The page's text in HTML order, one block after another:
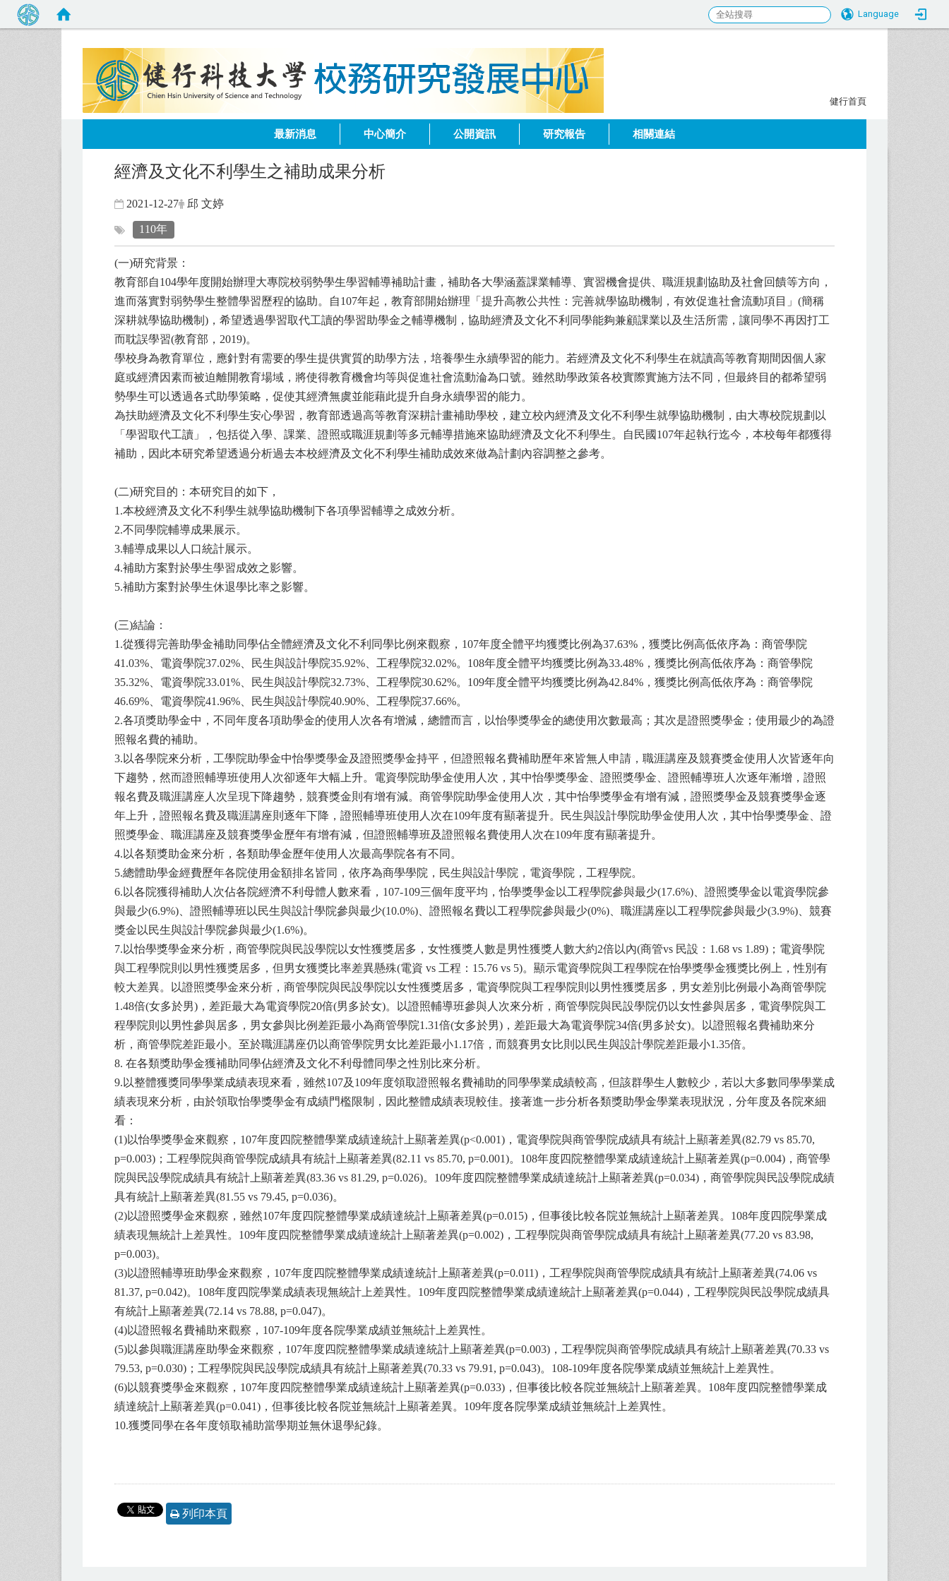
Language
健行首頁
最新消息 中心簡介 公開資訊 研究報告 相關連結
經濟及文化不利學生之補助成果分析
2021-12-27 邱 文婷
110年
(一)研究背景：
教育部自104學年度開始辦理大專院校弱勢學生學習輔導補助計畫，補助各大學涵蓋課業輔導、實習機會提供、職涯規劃協助及社會回饋等方向，
進而落實對弱勢學生整體學習歷程的協助。自107年起，教育部開始辦理「提升高教公共性：完善就學協助機制，有效促進社會流動項目」(簡稱
深耕就學協助機制)，希望透過學習取代工讀的學習助學金之輔導機制，協助經濟及文化不利同學能夠兼顧課業以及生活所需，讓同學不再因打工
而耽誤學習(教育部，2019)。
學校身為教育單位，應針對有需要的學生提供實質的助學方法，培養學生永續學習的能力。若經濟及文化不利學生在就讀高等教育期間因個人家
庭或經濟因素而被迫離開教育場域，將使得教育機會均等與促進社會流動淪為口號。雖然助學政策各校實際實施方法不同，但最終目的都希望弱
勢學生可以透過各式助學策略，促使其經濟無虞並能藉此提升自身永續學習的能力。
為扶助經濟及文化不利學生安心學習，教育部透過高等教育深耕計畫補助學校，建立校內經濟及文化不利學生就學協助機制，由大專校院規劃以
「學習取代工讀」，包括從入學、課業、證照或職涯規劃等多元輔導措施來協助經濟及文化不利學生。自民國107年起執行迄今，本校每年都獲得
補助，因此本研究希望透過分析過去本校經濟及文化不利學生補助成效來做為計劃內容調整之參考。
(二)研究目的：本研究目的如下，
1.本校經濟及文化不利學生就學協助機制下各項學習輔導之成效分析。
2.不同學院輔導成果展示。
3.輔導成果以人口統計展示。
4.補助方案對於學生學習成效之影響。
5.補助方案對於學生休退學比率之影響。
(三)結論：
1.從獲得完善助學金補助同學佔全體經濟及文化不利同學比例來觀察，107年度全體平均獲獎比例為37.63%，獲獎比例高低依序為：商管學院
41.03%、電資學院37.02%、民生與設計學院35.92%、工程學院32.02%。108年度全體平均獲獎比例為33.48%，獲獎比例高低依序為：商管學院
35.32%、電資學院33.01%、民生與設計學院32.73%、工程學院30.62%。109年度全體平均獲獎比例為42.84%，獲獎比例高低依序為：商管學院
46.69%、電資學院41.96%、民生與設計學院40.90%、工程學院37.66%。
2.各項獎助學金中，不同年度各項助學金的使用人次各有增減，總體而言，以怡學獎學金的總使用次數最高；其次是證照獎學金；使用最少的為證
照報名費的補助。
3.以各學院來分析，工學院助學金中怡學獎學金及證照獎學金持平，但證照報名費補助歷年來皆無人申請，職涯講座及競賽獎金使用人次皆逐年向
下趨勢，然而證照輔導班使用人次卻逐年大幅上升。電資學院助學金使用人次，其中怡學獎學金、證照獎學金、證照輔導班人次逐年漸增，證照
報名費及職涯講座人次呈現下降趨勢，競賽獎金則有增有減。商管學院助學金使用人次，其中怡學獎學金有增有減，證照獎學金及競賽獎學金逐
年上升，證照報名費及職涯講座則逐年下降，證照輔導班使用人次在109年度有顯著提升。民生與設計學院助學金使用人次，其中怡學獎學金、證
照獎學金、職涯講座及競賽獎學金歷年有增有減，但證照輔導班及證照報名費使用人次在109年度有顯著提升。
4.以各類獎助金來分析，各類助學金歷年使用人次最高學院各有不同。
5.總體助學金經費歷年各院使用金額排名皆同，依序為商學學院，民生與設計學院，電資學院，工程學院。
6.以各院獲得補助人次佔各院經濟不利母體人數來看，107-109三個年度平均，怡學獎學金以工程學院參與最少(17.6%)、證照獎學金以電資學院參
與最少(6.9%)、證照輔導班以民生與設計學院參與最少(10.0%)、證照報名費以工程學院參與最少(0%)、職涯講座以工程學院參與最少(3.9%)、競賽
獎金以民生與設計學院參與最少(1.6%)。
7.以怡學獎學金來分析，商管學院與民設學院以女性獲獎居多，女性獲獎人數是男性獲獎人數大約2倍以內(商管vs 民設：1.68 vs 1.89)；電資學院
與工程學院則以男性獲獎居多，但男女獲獎比率差異懸殊(電資 vs 工程：15.76 vs 5)。顯示電資學院與工程學院在怡學獎學金獲獎比例上，性別有
較大差異。以證照獎學金來分析，商管學院與民設學院以女性獲獎居多，電資學院與工程學院則以男性獲獎居多，男女差別比例最小為商管學院
1.48倍(女多於男)，差距最大為電資學院20倍(男多於女)。以證照輔導班參與人次來分析，商管學院與民設學院仍以女性參與居多，電資學院與工
程學院則以男性參與居多，男女參與比例差距最小為商管學院1.31倍(女多於男)，差距最大為電資學院34倍(男多於女)。以證照報名費補助來分
析，商管學院差距最小。至於職涯講座仍以商管學院男女比差距最小1.17倍，而競賽男女比則以民生與設計學院差距最小1.35倍。
8. 在各類獎助學金獲補助同學佔經濟及文化不利母體同學之性別比來分析。
9.以整體獲獎同學學業成績表現來看，雖然107及109年度領取證照報名費補助的同學學業成績較高，但該群學生人數較少，若以大多數同學學業成
績表現來分析，由於領取怡學獎學金有成績門檻限制，因此整體成績表現較佳。接著進一步分析各類獎助學金學業表現狀況，分年度及各院來細
看：
(1)以怡學獎學金來觀察，107年度四院整體學業成績達統計上顯著差異(p<0.001)，電資學院與商管學院成績具有統計上顯著差異(82.79 vs 85.70,
p=0.003)；工程學院與商管學院成績具有統計上顯著差異(82.11 vs 85.70, p=0.001)。108年度四院整體學業成績達統計上顯著差異(p=0.004)，商管學
院與民設學院成績具有統計上顯著差異(83.36 vs 81.29, p=0.026)。109年度四院整體學業成績達統計上顯著差異(p=0.034)，商管學院與民設學院成績
具有統計上顯著差異(81.55 vs 79.45, p=0.036)。
(2)以證照獎學金來觀察，雖然107年度四院整體學業成績達統計上顯著差異(p=0.015)，但事後比較各院並無統計上顯著差異。108年度四院學業成
績表現無統計上差異性。109年度四院整體學業成績達統計上顯著差異(p=0.002)，工程學院與商管學院成績具有統計上顯著差異(77.20 vs 83.98,
p=0.003)。
(3)以證照輔導班助學金來觀察，107年度四院整體學業成績達統計上顯著差異(p=0.011)，工程學院與商管學院成績具有統計上顯著差異(74.06 vs
81.37, p=0.042)。108年度四院學業成績表現無統計上差異性。109年度四院整體學業成績達統計上顯著差異(p=0.044)，工程學院與民設學院成績具
有統計上顯著差異(72.14 vs 78.88, p=0.047)。
(4)以證照報名費補助來觀察，107-109年度各院學業成績並無統計上差異性。
(5)以參與職涯講座助學金來觀察，107年度四院整體學業成績達統計上顯著差異(p=0.003)，工程學院與商管學院成績具有統計上顯著差異(70.33 vs
79.53, p=0.030)；工程學院與民設學院成績具有統計上顯著差異(70.33 vs 79.91, p=0.043)。108-109年度各院學業成績並無統計上差異性。
(6)以競賽獎學金來觀察，107年度四院整體學業成績達統計上顯著差異(p=0.033)，但事後比較各院並無統計上顯著差異。108年度四院整體學業成
績達統計上顯著差異(p=0.041)，但事後比較各院並無統計上顯著差異。109年度各院學業成績並無統計上差異性。
10.獲獎同學在各年度領取補助當學期並無休退學紀錄。
列印本頁